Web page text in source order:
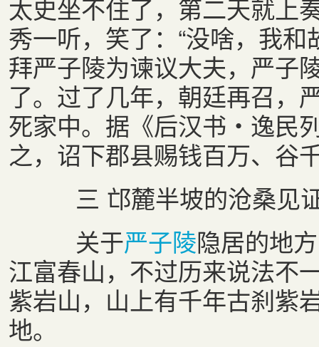
太史坐不住了，第二天就上
秀一听，笑了：“没啥，我
拜严子陵为谏议大夫，严子
了。过了几年，朝廷再召，
死家中。据《后汉书・逸民
之，诏下郡县赐钱百万、谷
三 邙麓半坡的沧桑见
关于严子陵隐居的地
江富春山，不过历来说法不
紫岩山，山上有千年古刹紫
地。